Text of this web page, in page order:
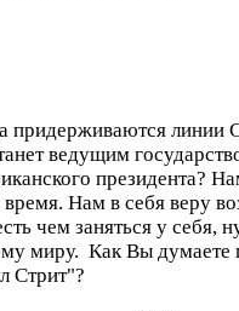
придерживаются
ведущим
президента?
время. Нам в себя веру
чем заняться у себя,
миру. Как Вы думаете
Стрит"?